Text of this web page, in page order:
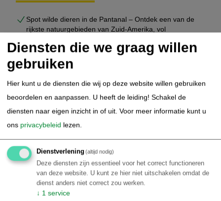
Spot wilde dieren in de Pantanal – Ontdek een van de
rijkste natuurgebieden van Zuid-Amerika, vol
Beleef het grootste moerasgebied ter wereld – De
uitgestrekte Pantanal biedt spectaculaire landschappen
Snorkelen in Rio da Prata – Drijf door kristalhelder water
tussen kleurrijke tropische vissen
Bewonder Buraco das Araras – Een indrukwekkende
ondergrondse meer
Ontdek de watervallen van Estância Mimosa – Wandel
door weelderige natuur langs helder stromende beekjes
en cascades
Diensten die we graag willen
gebruiken
Hier kunt u de diensten die wij op deze website willen gebruiken
beoordelen en aanpassen. U heeft de leiding! Schakel de
diensten naar eigen inzicht in of uit. Voor meer informatie kunt u
ons privacybeleid lezen.
Dienstverlening(altijd nodig)
Deze diensten zijn essentieel voor het correct functioneren
van deze website. U kunt ze hier niet uitschakelen omdat de
dienst anders niet correct zou werken.
↓ 1 service